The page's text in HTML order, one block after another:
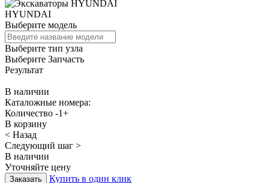
HYUNDAI
Выберите модель
Выберите тип узла
Выберите Запчасть
Результат
В наличии
Каталожные номера:
Количество -1+
В корзину
< Назад
Следующий шаг >
В наличии
Уточняйте цену
Купить в один клик